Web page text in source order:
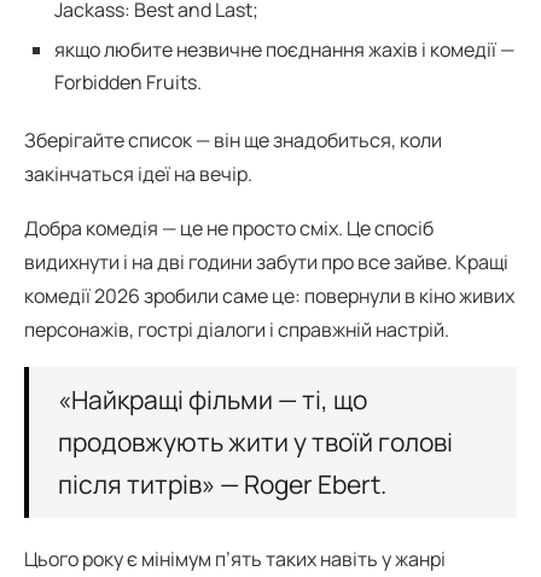
Jackass: Best and Last;
якщо любите незвичне поєднання жахів і комедії —
Forbidden Fruits.
Зберігайте список — він ще знадобиться, коли
закінчаться ідеї на вечір.
Добра комедія — це не просто сміх. Це спосіб
видихнути і на дві години забути про все зайве. Кращі
комедії 2026 зробили саме це: повернули в кіно живих
персонажів, гострі діалоги і справжній настрій.
«Найкращі фільми — ті, що
продовжують жити у твоїй голові
після титрів» — Roger Ebert.
Цього року є мінімум п’ять таких навіть у жанрі